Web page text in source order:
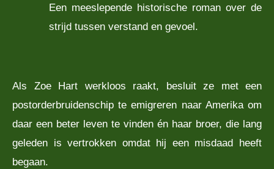
Een meeslepende historische roman over de
strijd tussen verstand en gevoel.
Als Zoe Hart werkloos raakt, besluit ze met een
postorderbruidenschip te emigreren naar Amerika om
daar een beter leven te vinden én haar broer, die lang
geleden is vertrokken omdat hij een misdaad heeft
begaan.